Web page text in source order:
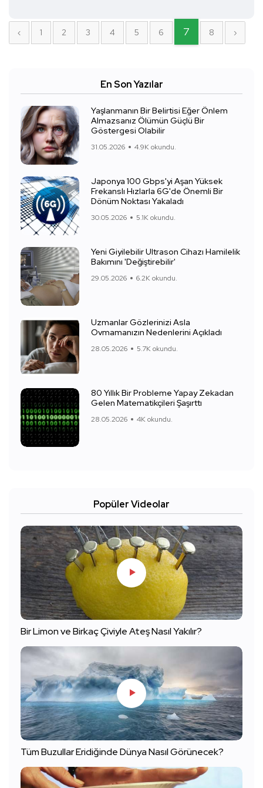
‹ 1 2 3 4 5 6 7 8 ›
En Son Yazılar
Yaşlanmanın Bir Belirtisi Eğer Önlem
Almazsanız Ölümün Güçlü Bir
Göstergesi Olabilir
31.05.2026 4.9K okundu.
Japonya 100 Gbps'yi Aşan Yüksek
Frekanslı Hızlarla 6G'de Önemli Bir
Dönüm Noktası Yakaladı
30.05.2026 5.1K okundu.
Yeni Giyilebilir Ultrason Cihazı Hamilelik
Bakımını 'Değiştirebilir'
29.05.2026 6.2K okundu.
Uzmanlar Gözlerinizi Asla
Ovmamanızın Nedenlerini Açıkladı
28.05.2026 5.7K okundu.
80 Yıllık Bir Probleme Yapay Zekadan
Gelen Matematikçileri Şaşırttı
28.05.2026 4K okundu.
Popüler Videolar
Bir Limon ve Birkaç Çiviyle Ateş Nasıl Yakılır?
Tüm Buzullar Eridiğinde Dünya Nasıl Görünecek?